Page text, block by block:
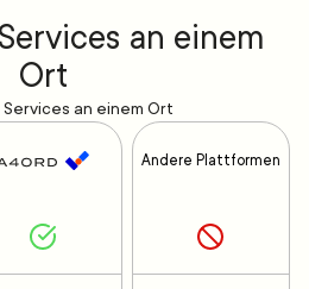
an einem
Ort
an einem Ort
Andere Plattformen